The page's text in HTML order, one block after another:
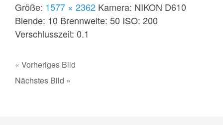
Größe: 1577 × 2362 Kamera: NIKON D610
Blende: 10 Brennweite: 50 ISO: 200
Verschlusszeit: 0.1
« Vorheriges Bild
Nächstes Bild »